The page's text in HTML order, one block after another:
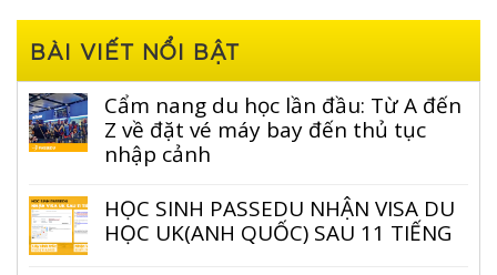
BÀI VIẾT NỔI BẬT
Cẩm nang du học lần đầu: Từ A đến
Z về đặt vé máy bay đến thủ tục
nhập cảnh
HỌC SINH PASSEDU NHẬN VISA DU
HỌC UK(ANH QUỐC) SAU 11 TIẾNG